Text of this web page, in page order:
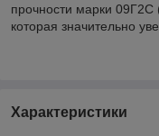
прочности марки
которая значительно
Характеристики